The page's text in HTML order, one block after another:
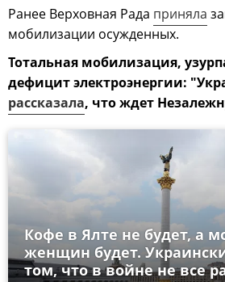
Ранее Верховная Рада приняла
мобилизации осужденных.
Тотальная мобилизация,
дефицит электроэнергии:
рассказала, что ждет
Кофе в Ялте не будет, а
женщин будет.
том, что в войне не все